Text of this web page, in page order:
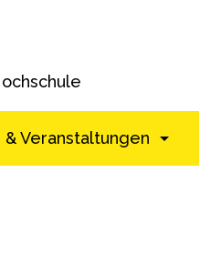
& Veranstaltungen